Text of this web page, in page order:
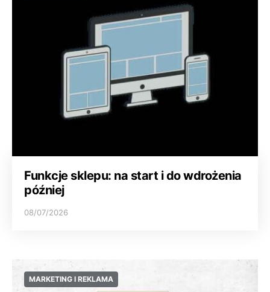
Funkcje sklepu: na start i do wdrożenia
później
08/07/2026
MARKETING I REKLAMA